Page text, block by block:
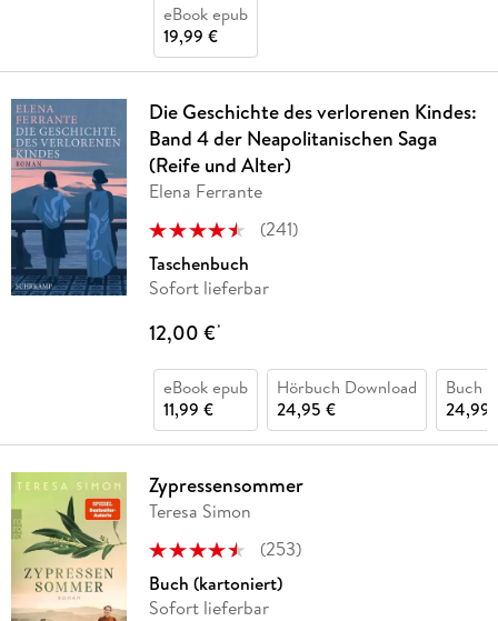
eBook epub
19,99 €
Die Geschichte des verlorenen Kindes:
Band 4 der Neapolitanischen Saga
(Reife und Alter)
Elena Ferrante
(241)
Taschenbuch
Sofort lieferbar
12,00 €*
eBook epub
11,99 €
Hörbuch Download
24,95 €
Buch
24,99
Zypressensommer
Teresa Simon
(253)
Buch (kartoniert)
Sofort lieferbar